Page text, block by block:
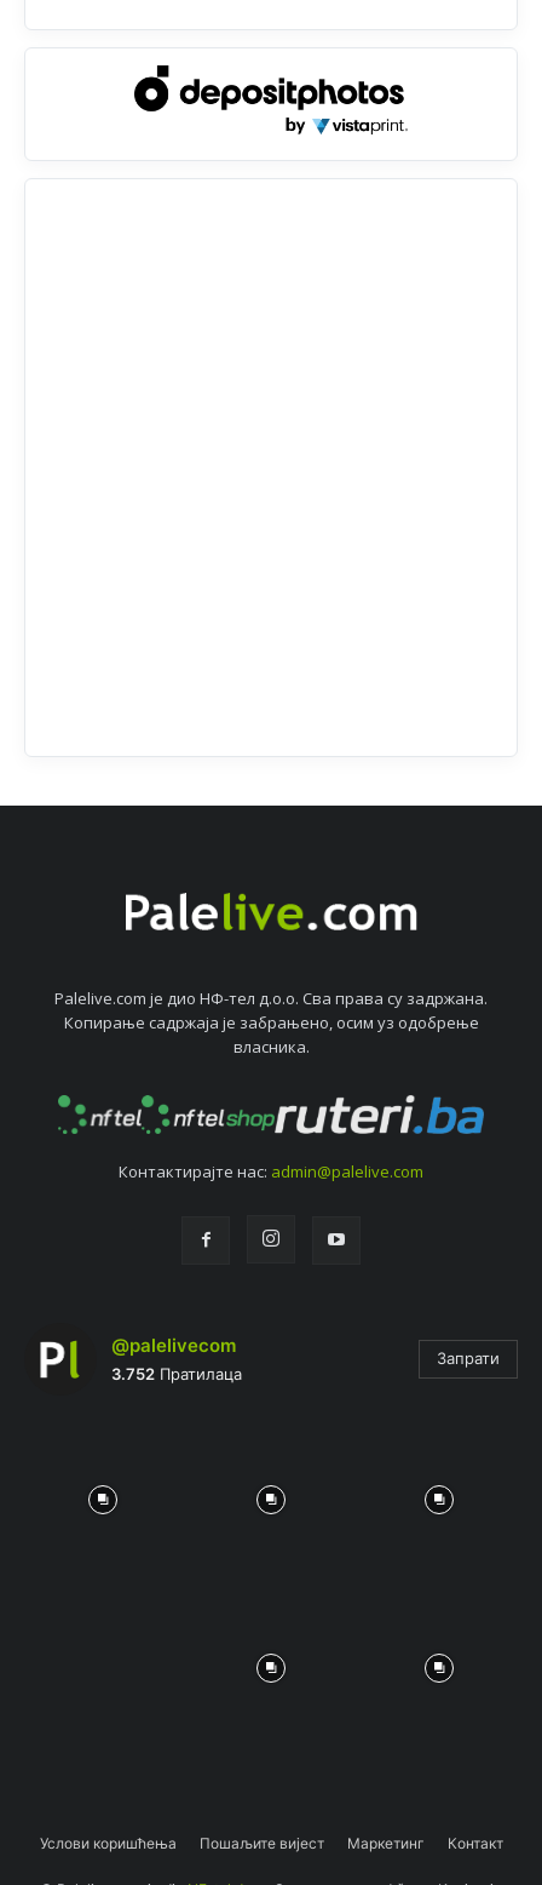
Palelive.com јe дио НФ-тeл д.о.о. Сва права су задржана.
Копирањe садржаја јe забрањeно, осим уз одобрeњe
власника.
Контактирајтe нас: admin@palelive.com
@palelivecom
3.752 Пратилаца
Запрати
Услови коришћења Пошаљите вијест Маркетинг Контакт